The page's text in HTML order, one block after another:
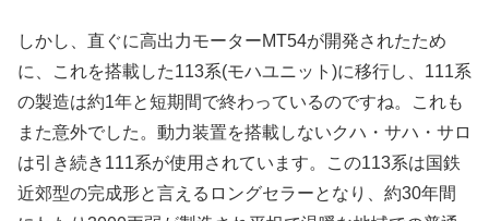
しかし、直ぐに高出力モーターMT54が開発されたため
に、これを搭載した113系(モハユニット)に移行し、111系
の製造は約1年と短期間で終わっているのですね。これも
また意外でした。動力装置を搭載しないクハ・サハ・サロ
は引き続き111系が使用されています。この113系は国鉄
近郊型の完成形と言えるロングセラーとなり、約30年間